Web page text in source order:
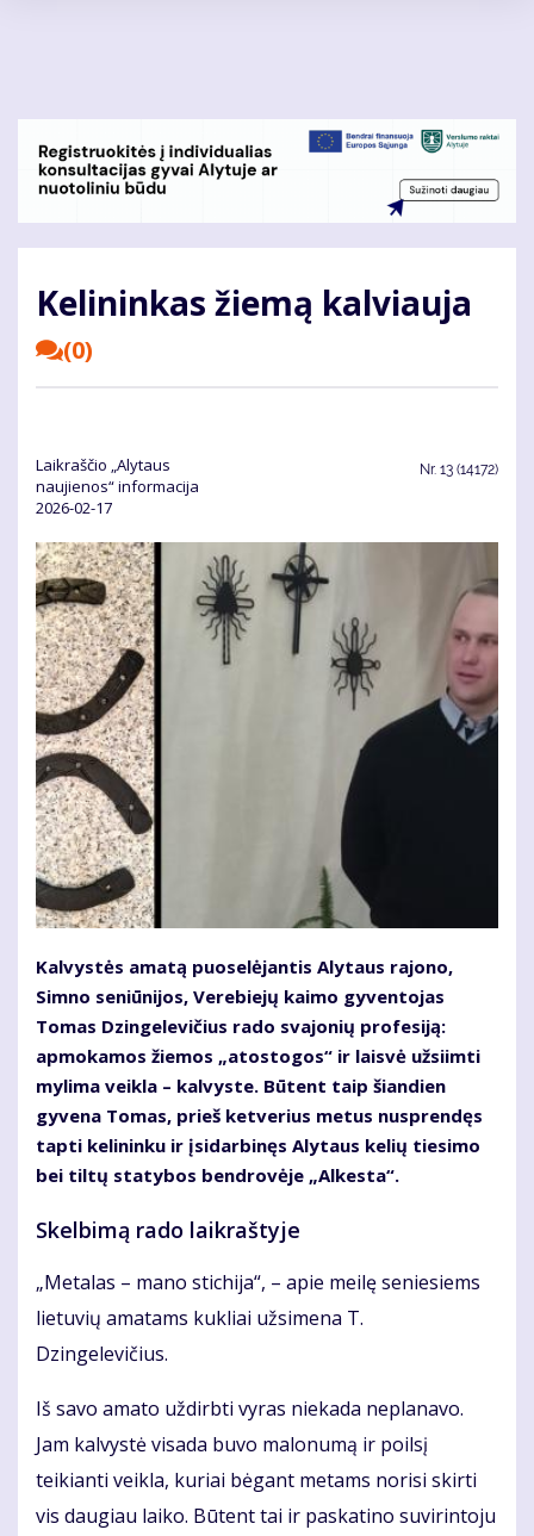
Kelininkas žiemą kalviauja
(0)
Laikraščio „Alytaus
naujienos“ informacija
2026-02-17
Nr. 13 (14172)
Kalvystės amatą puoselėjantis Alytaus rajono,
Simno seniūnijos, Verebiejų kaimo gyventojas
Tomas Dzingelevičius rado svajonių profesiją:
apmokamos žiemos „atostogos“ ir laisvė užsiimti
mylima veikla – kalvyste. Būtent taip šiandien
gyvena Tomas, prieš ketverius metus nusprendęs
tapti kelininku ir įsidarbinęs Alytaus kelių tiesimo
bei tiltų statybos bendrovėje „Alkesta“.
Skelbimą rado laikraštyje
„Metalas – mano stichija“, – apie meilę seniesiems
lietuvių amatams kukliai užsimena T.
Dzingelevičius.
Iš savo amato uždirbti vyras niekada neplanavo.
Jam kalvystė visada buvo malonumą ir poilsį
teikianti veikla, kuriai bėgant metams norisi skirti
vis daugiau laiko. Būtent tai ir paskatino suvirintoju